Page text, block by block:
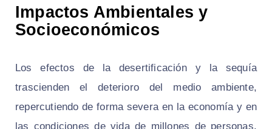
Impactos Ambientales y
Socioeconómicos
Los efectos de la desertificación y la sequía
trascienden el deterioro del medio ambiente,
repercutiendo de forma severa en la economía y en
las condiciones de vida de millones de personas.